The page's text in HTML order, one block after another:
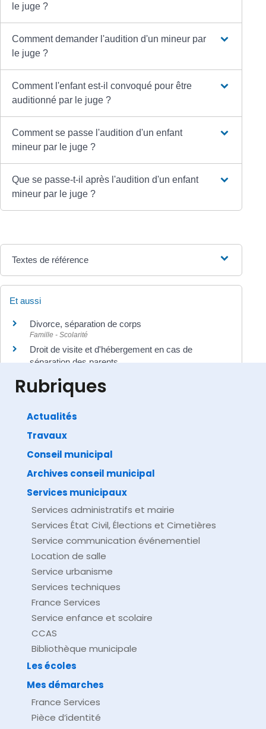
le juge ?
Comment demander l'audition d'un mineur par
le juge ?
Comment l'enfant est-il convoqué pour être
auditionné par le juge ?
Comment se passe l'audition d'un enfant
mineur par le juge ?
Que se passe-t-il après l'audition d'un enfant
mineur par le juge ?
Textes de référence
Et aussi
Divorce, séparation de corps
Famille - Scolarité
Droit de visite et d'hébergement en cas de
séparation des parents
Direction de l'information légale et administrative
Rubriques
Actualités
Travaux
Conseil municipal
Archives conseil municipal
Services municipaux
Services administratifs et mairie
Services État Civil, Élections et Cimetières
Service communication événementiel
Location de salle
Service urbanisme
Services techniques
France Services
Service enfance et scolaire
CCAS
Bibliothèque municipale
Les écoles
Mes démarches
France Services
Pièce d’identité